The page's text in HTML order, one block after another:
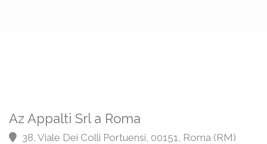
Az Appalti Srl a Roma
38, Viale Dei Colli Portuensi, 00151, Roma (RM)